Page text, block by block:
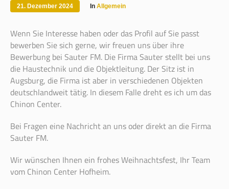
21. Dezember 2024 In Allgemein
Wenn Sie Interesse haben oder das Profil auf Sie passt
bewerben Sie sich gerne, wir freuen uns über ihre
Bewerbung bei Sauter FM. Die Firma Sauter stellt bei uns
die Haustechnik und die Objektleitung. Der Sitz ist in
Augsburg, die Firma ist aber in verschiedenen Objekten
deutschlandweit tätig. In diesem Falle dreht es ich um das
Chinon Center.
Bei Fragen eine Nachricht an uns oder direkt an die Firma
Sauter FM.
Wir wünschen Ihnen ein frohes Weihnachtsfest, Ihr Team
vom Chinon Center Hofheim.